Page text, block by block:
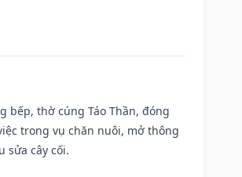
bếp, thờ cúng Táo Thần, đóng
trong vụ chăn nuôi, mở thông
sửa cây cối.